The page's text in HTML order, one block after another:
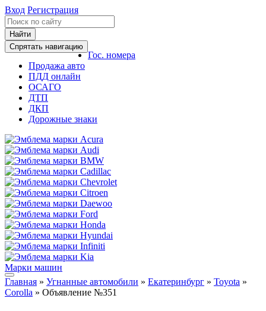
Вход Регистрация
Найти
Спрятать навигацию
Гос. номера
Продажа авто
ПДД онлайн
ОСАГО
ДТП
ДКП
Дорожные знаки
Марки машин
Главная » Угнанные автомобили » Екатеринбург » Toyota »
Corolla » Объявление №351